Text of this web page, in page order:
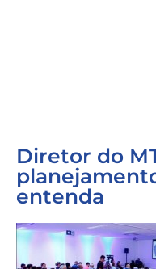
Diretor do
entenda